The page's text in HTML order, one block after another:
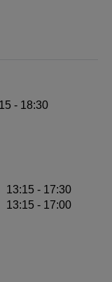
- 18:30
13:15 - 17:30
13:15 - 17:00